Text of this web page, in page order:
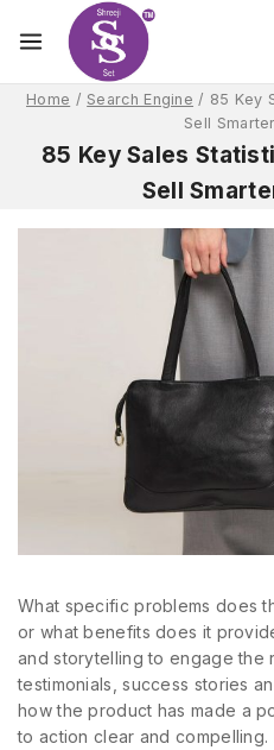
Home / Search Engine / 85 Key
Sell
85 Key Sales
Sell
What specific problems does
or what benefits does it
and storytelling to engage the
testimonials, success stories
how the product has made a
to action clear and